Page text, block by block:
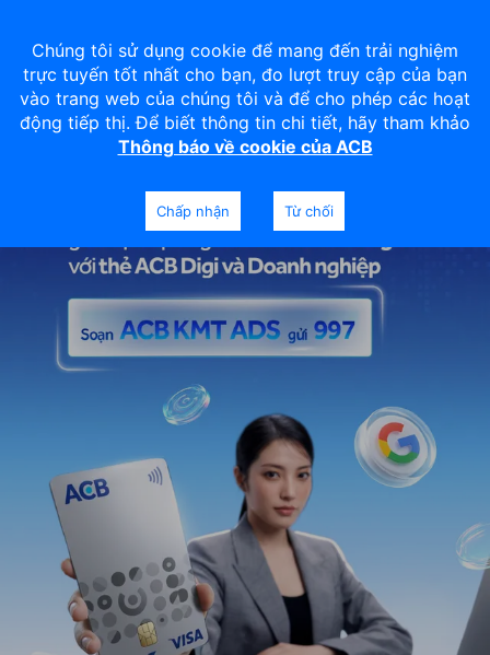
Chúng tôi sử dụng cookie để mang đến trải nghiệm
trực tuyến tốt nhất cho bạn, đo lượt truy cập của bạn
vào trang web của chúng tôi và để cho phép các hoạt
động tiếp thị. Để biết thông tin chi tiết, hãy tham khảo
Thông báo về cookie của ACB
Chấp nhận Từ chối